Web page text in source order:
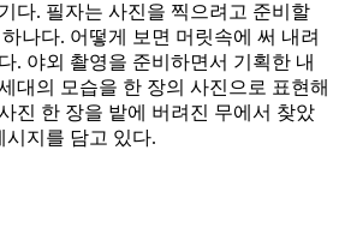
다. 필자는 사진을 찍으려고 준비할
나다. 어떻게 보면 머릿속에 써 내려
. 야외 촬영을 준비하면서 기획한 내
대의 모습을 한 장의 사진으로 표현해
진 한 장을 밭에 버려진 무에서 찾았
시지를 담고 있다.